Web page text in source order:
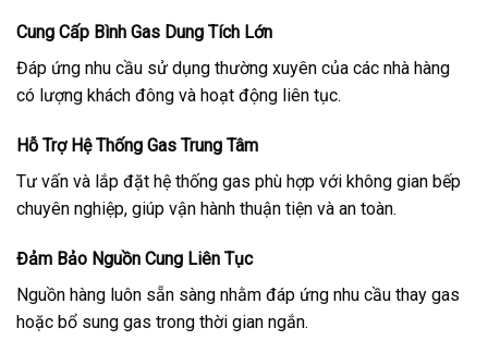
Cung Cấp Bình Gas Dung Tích Lớn
Đáp ứng nhu cầu sử dụng thường xuyên của các nhà hàng
có lượng khách đông và hoạt động liên tục.
Hỗ Trợ Hệ Thống Gas Trung Tâm
Tư vấn và lắp đặt hệ thống gas phù hợp với không gian bếp
chuyên nghiệp, giúp vận hành thuận tiện và an toàn.
Đảm Bảo Nguồn Cung Liên Tục
Nguồn hàng luôn sẵn sàng nhằm đáp ứng nhu cầu thay gas
hoặc bổ sung gas trong thời gian ngắn.